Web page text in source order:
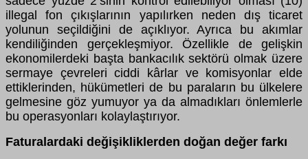
illegal fon çıkışlarının yapılırken neden dış ticaret
yolunun seçildiğini de açıklıyor. Ayrıca bu akımlar
kendiliğinden gerçekleşmiyor. Özellikle de gelişkin
ekonomilerdeki başta bankacılık sektörü olmak üzere
sermaye çevreleri ciddi kârlar ve komisyonlar elde
ettiklerinden, hükümetleri de bu paraların bu ülkelere
gelmesine göz yumuyor ya da almadıkları önlemlerle
bu operasyonları kolaylaştırıyor.
Faturalardaki değişikliklerden doğan değer farkı